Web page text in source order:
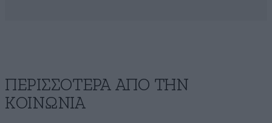
ΠΕΡΙΣΣΟΤΕΡΑ ΑΠΟ ΤΗΝ
ΚΟΙΝΩΝΙΑ